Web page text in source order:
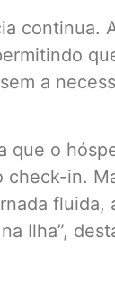
continua.
a
que o
check-in.
Ilha”,